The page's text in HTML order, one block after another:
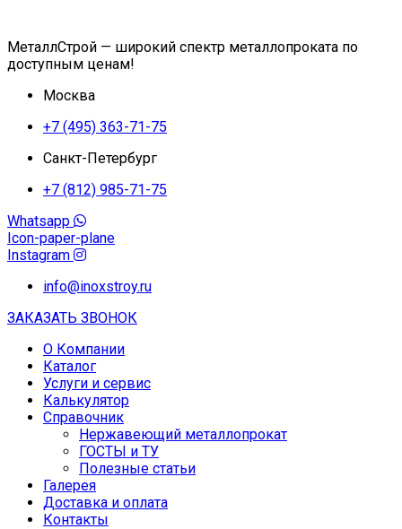
МеталлСтрой — широкий спектр металлопроката по
доступным ценам!
Москва
+7 (495) 363-71-75
Санкт-Петербург
+7 (812) 985-71-75
Whatsapp
Icon-paper-plane
Instagram
info@inoxstroy.ru
ЗАКАЗАТЬ ЗВОНОК
О Компании
Каталог
Услуги и сервис
Калькулятор
Справочник
Нержавеющий металлопрокат
ГОСТЫ и ТУ
Полезные статьи
Галерея
Доставка и оплата
Контакты